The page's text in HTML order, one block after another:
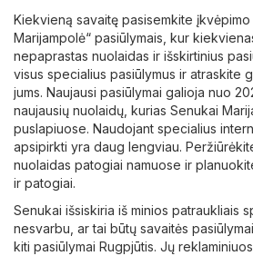
Kiekvieną savaitę pasisemkite įkvėpimo
Marijampolė“ pasiūlymais, kur
nepaprastas nuolaidas ir išskirtinius
visus specialius pasiūlymus ir atraskite
jums. Naujausi pasiūlymai galioja nuo
naujausių nuolaidų, kurias Senukai
puslapiuose. Naudojant specialius
apsipirkti yra daug lengviau.
nuolaidas patogiai namuose ir
ir patogiai.
Senukai išsiskiria iš minios patraukliais
nesvarbu, ar tai būtų savaitės
kiti pasiūlymai Rugpjūtis. Jų